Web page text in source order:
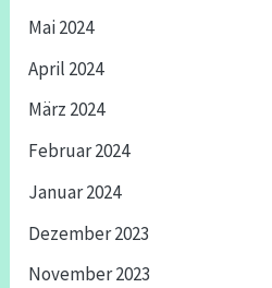
Mai 2024
April 2024
März 2024
Februar 2024
Januar 2024
Dezember 2023
November 2023